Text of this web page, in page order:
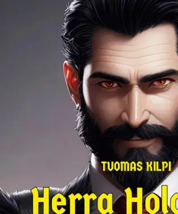
Ei saatavilla
Tuotekuvaus
Kuka on salaperäinen P. A. Holanen, jolla on
pukinparta ja pistävä katse? Miksi hänellä on
kissapöllö, jolla tuntuu olevan outoja kykyjä?
Holasen vanha työpaikka ei jätä häntä
hänen kissapöllönsä on hauska ja jännittävä
fantasiakirja.